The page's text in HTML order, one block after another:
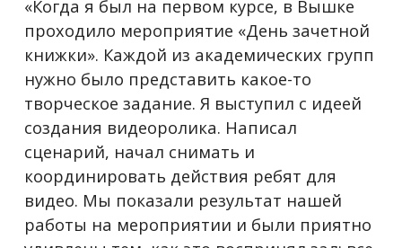
«Когда я был на первом курсе, в Вышке
проходило мероприятие «День зачетной
книжки». Каждой из академических групп
нужно было представить какое-то
творческое задание. Я выступил с идеей
создания видеоролика. Написал
сценарий, начал снимать и
координировать действия ребят для
видео. Мы показали результат нашей
работы на мероприятии и были приятно